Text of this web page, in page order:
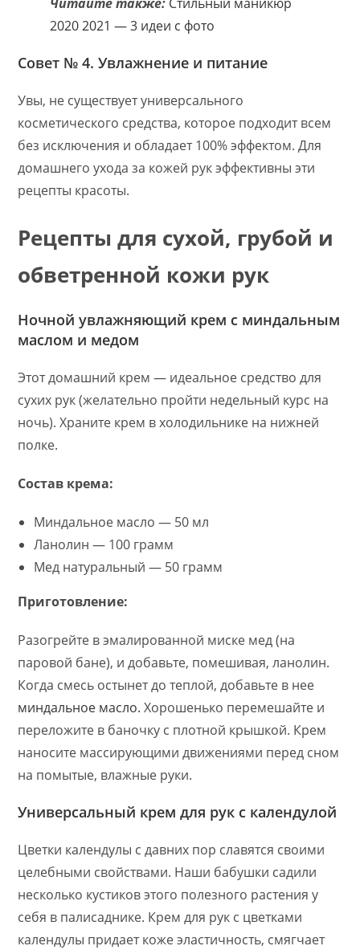
2020 2021 — 3 идеи с фото
Совет № 4. Увлажнение и питание
Увы, не существует универсального
косметического средства, которое подходит всем
без исключения и обладает 100% эффектом. Для
домашнего ухода за кожей рук эффективны эти
рецепты красоты.
Рецепты для сухой, грубой и
обветренной кожи рук
Ночной увлажняющий крем с миндальным
маслом и медом
Этот домашний крем — идеальное средство для
сухих рук (желательно пройти недельный курс на
ночь). Храните крем в холодильнике на нижней
полке.
Состав крема:
Миндальное масло — 50 мл
Ланолин — 100 грамм
Мед натуральный — 50 грамм
Приготовление:
Разогрейте в эмалированной миске мед (на
паровой бане), и добавьте, помешивая, ланолин.
Когда смесь остынет до теплой, добавьте в нее
миндальное масло. Хорошенько перемешайте и
переложите в баночку с плотной крышкой. Крем
наносите массирующими движениями перед сном
на помытые, влажные руки.
Универсальный крем для рук с календулой
Цветки календулы с давних пор славятся своими
целебными свойствами. Наши бабушки садили
несколько кустиков этого полезного растения у
себя в палисаднике. Крем для рук с цветками
календулы придает коже эластичность, смягчает